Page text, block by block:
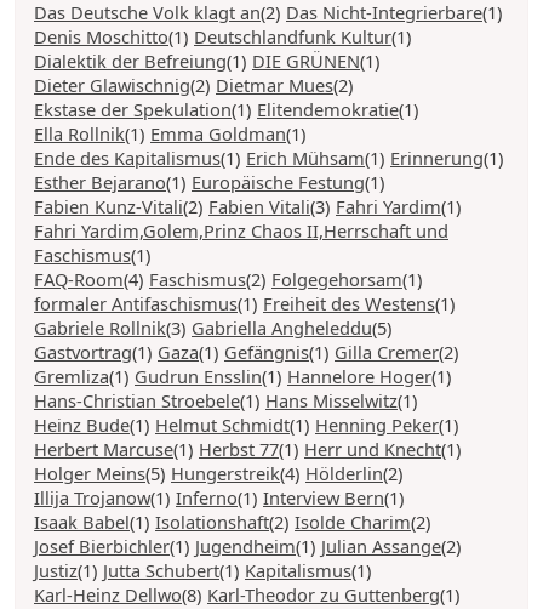
Das Deutsche Volk klagt an(2) Das Nicht-Integrierbare(1)
Denis Moschitto(1) Deutschlandfunk Kultur(1)
Dialektik der Befreiung(1) DIE GRÜNEN(1)
Dieter Glawischnig(2) Dietmar Mues(2)
Ekstase der Spekulation(1) Elitendemokratie(1)
Ella Rollnik(1) Emma Goldman(1)
Ende des Kapitalismus(1) Erich Mühsam(1) Erinnerung(1)
Esther Bejarano(1) Europäische Festung(1)
Fabien Kunz-Vitali(2) Fabien Vitali(3) Fahri Yardim(1)
Fahri Yardim,Golem,Prinz Chaos II,Herrschaft und
Faschismus(1)
FAQ-Room(4) Faschismus(2) Folgegehorsam(1)
formaler Antifaschismus(1) Freiheit des Westens(1)
Gabriele Rollnik(3) Gabriella Angheleddu(5)
Gastvortrag(1) Gaza(1) Gefängnis(1) Gilla Cremer(2)
Gremliza(1) Gudrun Ensslin(1) Hannelore Hoger(1)
Hans-Christian Stroebele(1) Hans Misselwitz(1)
Heinz Bude(1) Helmut Schmidt(1) Henning Peker(1)
Herbert Marcuse(1) Herbst 77(1) Herr und Knecht(1)
Holger Meins(5) Hungerstreik(4) Hölderlin(2)
Illija Trojanow(1) Inferno(1) Interview Bern(1)
Isaak Babel(1) Isolationshaft(2) Isolde Charim(2)
Josef Bierbichler(1) Jugendheim(1) Julian Assange(2)
Justiz(1) Jutta Schubert(1) Kapitalismus(1)
Karl-Heinz Dellwo(8) Karl-Theodor zu Guttenberg(1)